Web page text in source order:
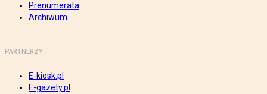
Prenumerata
Archiwum
PARTNERZY
E-kiosk.pl
E-gazety.pl